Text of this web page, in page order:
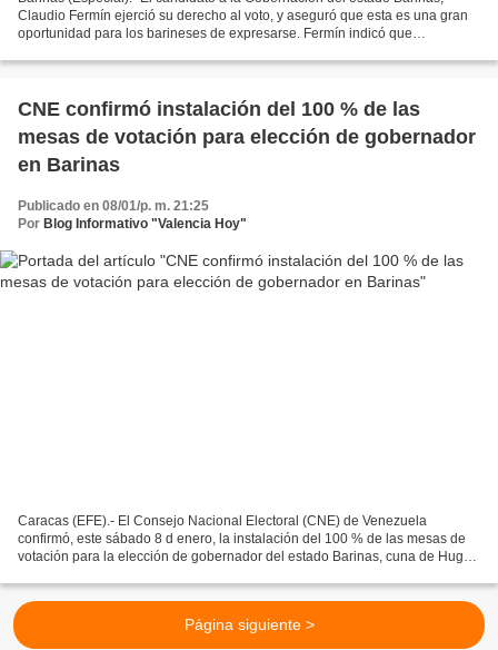
Claudio Fermín ejerció su derecho al voto, y aseguró que esta es una gran
oportunidad para los barineses de expresarse. Fermín indicó que
CNE confirmó instalación del 100 % de las
mesas de votación para elección de gobernador
en Barinas
Publicado en 08/01/p. m. 21:25
Por Blog Informativo "Valencia Hoy"
Caracas (EFE).- El Consejo Nacional Electoral (CNE) de Venezuela
confirmó, este sábado 8 d enero, la instalación del 100 % de las mesas de
votación para la elección de gobernador del estado Barinas, cuna de Hugo
Página siguiente >